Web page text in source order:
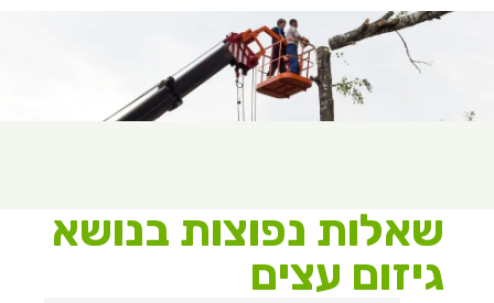
שאלות נפוצות בנושא
גיזום עצים